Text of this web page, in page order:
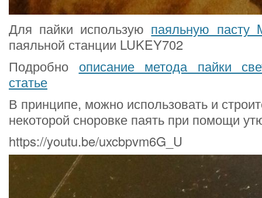
Для пайки использую паяльную пасту
паяльной станции LUKEY702
Подробно описание метода пайки
статье
В принципе, можно использовать и
некоторой сноровке паять при помощи
https://youtu.be/uxcbpvm6G_U